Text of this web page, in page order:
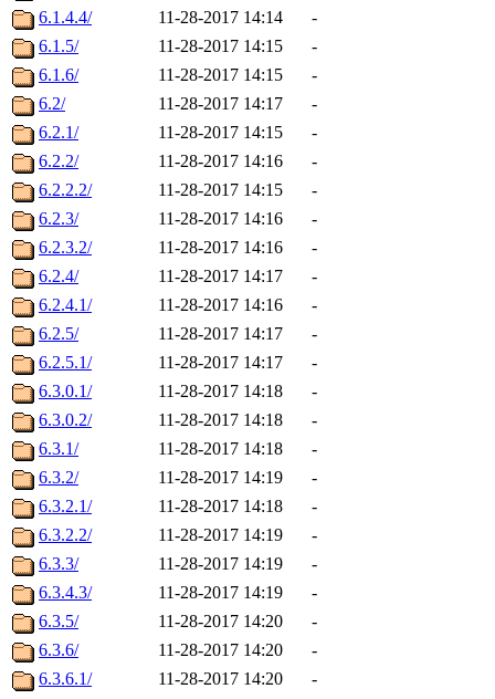
6.1.4.4/
11-28-2017 14:14
-
6.1.5/
11-28-2017 14:15
-
6.1.6/
11-28-2017 14:15
-
6.2/
11-28-2017 14:17
-
6.2.1/
11-28-2017 14:15
-
6.2.2/
11-28-2017 14:16
-
6.2.2.2/
11-28-2017 14:15
-
6.2.3/
11-28-2017 14:16
-
6.2.3.2/
11-28-2017 14:16
-
6.2.4/
11-28-2017 14:17
-
6.2.4.1/
11-28-2017 14:16
-
6.2.5/
11-28-2017 14:17
-
6.2.5.1/
11-28-2017 14:17
-
6.3.0.1/
11-28-2017 14:18
-
6.3.0.2/
11-28-2017 14:18
-
6.3.1/
11-28-2017 14:18
-
6.3.2/
11-28-2017 14:19
-
6.3.2.1/
11-28-2017 14:18
-
6.3.2.2/
11-28-2017 14:19
-
6.3.3/
11-28-2017 14:19
-
6.3.4.3/
11-28-2017 14:19
-
6.3.5/
11-28-2017 14:20
-
6.3.6/
11-28-2017 14:20
-
6.3.6.1/
11-28-2017 14:20
-